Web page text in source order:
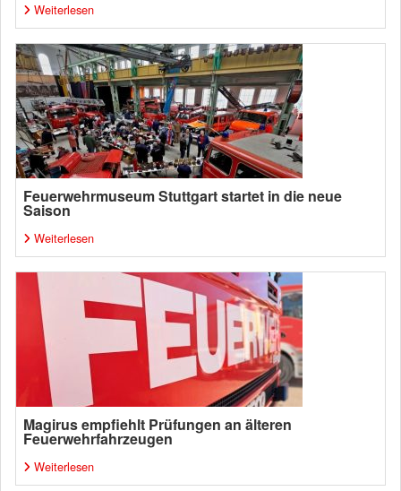
Weiterlesen
Feuerwehrmuseum Stuttgart startet in die neue
Saison
Weiterlesen
Magirus empfiehlt Prüfungen an älteren
Feuerwehrfahrzeugen
Weiterlesen